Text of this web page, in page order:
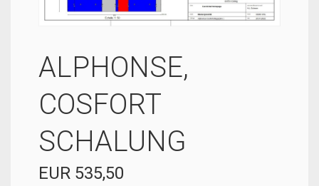
ALPHONSE,
COSFORT
SCHALUNG
EUR 535,50